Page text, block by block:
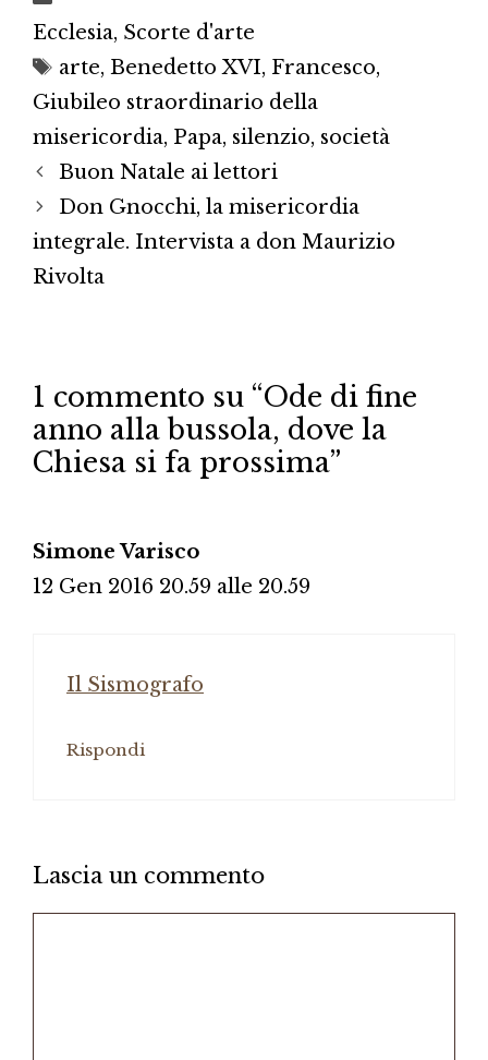
Ecclesia, Scorte d'arte
Tag
arte, Benedetto XVI, Francesco,
Giubileo straordinario della
misericordia, Papa, silenzio, società
Buon Natale ai lettori
Don Gnocchi, la misericordia
integrale. Intervista a don Maurizio
Rivolta
1 commento su “Ode di fine
anno alla bussola, dove la
Chiesa si fa prossima”
Simone Varisco
12 Gen 2016 20.59 alle 20.59
Il Sismografo
Rispondi
Lascia un commento